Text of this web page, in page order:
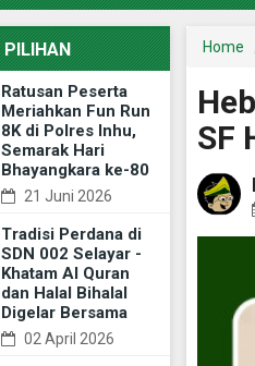
PILIHAN
Ratusan Peserta
Meriahkan Fun Run
8K di Polres Inhu,
Semarak Hari
Bhayangkara ke-80
21 Juni 2026
Tradisi Perdana di
SDN 002 Selayar -
Khatam Al Quran
dan Halal Bihalal
Digelar Bersama
02 April 2026
Home
SF